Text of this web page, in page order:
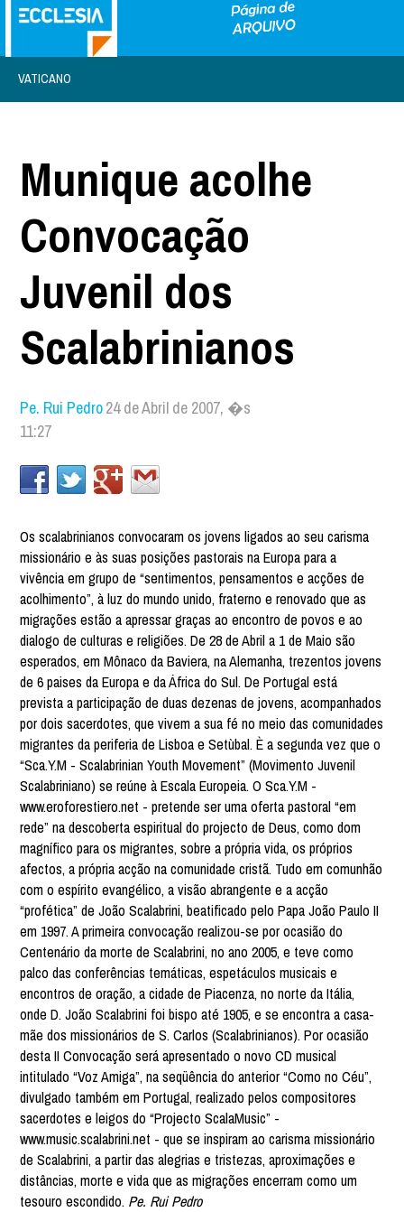
VATICANO
Munique acolhe
Convocação
Juvenil dos
Scalabrinianos
Pe. Rui Pedro24 de Abril de 2007, �s
11:27
Os scalabrinianos convocaram os jovens ligados ao seu carisma
missionário e às suas posições pastorais na Europa para a
vivência em grupo de “sentimentos, pensamentos e acções de
acolhimento”, à luz do mundo unido, fraterno e renovado que as
migrações estão a apressar graças ao encontro de povos e ao
dialogo de culturas e religiões. De 28 de Abril a 1 de Maio são
esperados, em Mônaco da Baviera, na Alemanha, trezentos jovens
de 6 paises da Europa e da África do Sul. De Portugal está
prevista a participação de duas dezenas de jovens, acompanhados
por dois sacerdotes, que vivem a sua fé no meio das comunidades
migrantes da periferia de Lisboa e Setùbal. È a segunda vez que o
“Sca.Y.M - Scalabrinian Youth Movement” (Movimento Juvenil
Scalabriniano) se reúne à Escala Europeia. O Sca.Y.M -
www.eroforestiero.net - pretende ser uma oferta pastoral “em
rede” na descoberta espiritual do projecto de Deus, como dom
magnífico para os migrantes, sobre a própria vida, os próprios
afectos, a própria acção na comunidade cristã. Tudo em comunhão
com o espírito evangélico, a visão abrangente e a acção
“profética” de João Scalabrini, beatificado pelo Papa João Paulo II
em 1997. A primeira convocação realizou-se por ocasião do
Centenário da morte de Scalabrini, no ano 2005, e teve como
palco das conferências temáticas, espetáculos musicais e
encontros de oração, a cidade de Piacenza, no norte da Itália,
onde D. João Scalabrini foi bispo até 1905, e se encontra a casa-
mãe dos missionários de S. Carlos (Scalabrinianos). Por ocasião
desta II Convocação será apresentado o novo CD musical
intitulado “Voz Amiga”, na seqüência do anterior “Como no Céu”,
divulgado também em Portugal, realizado pelos compositores
sacerdotes e leigos do “Projecto ScalaMusic” -
www.music.scalabrini.net - que se inspiram ao carisma missionário
de Scalabrini, a partir das alegrias e tristezas, aproximações e
distâncias, morte e vida que as migrações encerram como um
tesouro escondido. Pe. Rui Pedro